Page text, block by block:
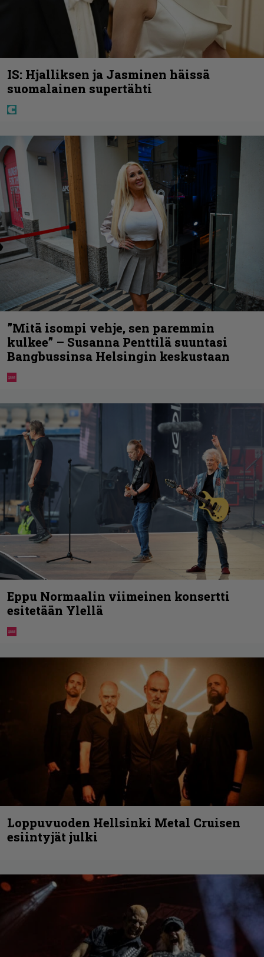
IS: Hjalliksen ja Jasminen häissä
suomalainen supertähti
”Mitä isompi vehje, sen paremmin
kulkee” – Susanna Penttilä suuntasi
Bangbussinsa Helsingin keskustaan
Eppu Normaalin viimeinen konsertti
esitetään Ylellä
Loppuvuoden Hellsinki Metal Cruisen
esiintyjät julki